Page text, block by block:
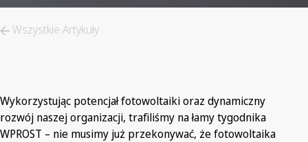
Wszystkie Artykuły
Wykorzystując potencjał fotowoltaiki oraz dynamiczny
rozwój naszej organizacji, trafiliśmy na łamy tygodnika
WPROST – nie musimy już przekonywać, że fotowoltaika